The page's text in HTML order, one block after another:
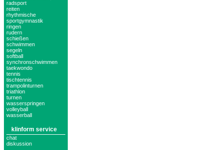
radsport
reiten
rhythmische
sportgymnastik
ringen
rudern
schießen
schwimmen
segeln
softball
synchronschwimmen
taekwondo
tennis
tischtennis
trampolinturnen
triathlon
turnen
wasserspringen
volleyball
wasserball
klinform service
chat
diskussion